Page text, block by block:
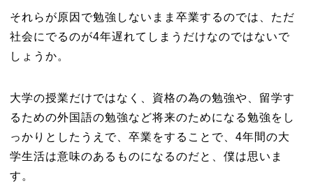
それらが原因で勉強しないまま卒業するのでは、ただ
社会にでるのが4年遅れてしまうだけなのではないで
しょうか。
大学の授業だけではなく、資格の為の勉強や、留学す
るための外国語の勉強など将来のためになる勉強をし
っかりとしたうえで、卒業をすることで、4年間の大
学生活は意味のあるものになるのだと、僕は思いま
す。